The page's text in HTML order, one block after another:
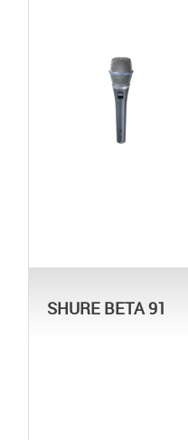
SHURE BETA 91